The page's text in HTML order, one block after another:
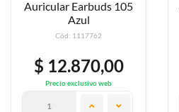
Auricular Earbuds 105
Azul
Cód: 1117762
$ 12.870,00
Precio exclusivo web